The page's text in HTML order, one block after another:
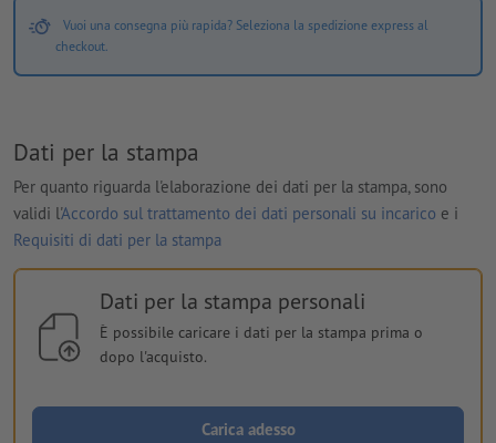
Vuoi una consegna più rapida? Seleziona la spedizione express al
checkout.
Dati per la stampa
Per quanto riguarda l'elaborazione dei dati per la stampa, sono
validi l'Accordo sul trattamento dei dati personali su incarico e i
Requisiti di dati per la stampa
Dati per la stampa personali
È possibile caricare i dati per la stampa prima o
dopo l'acquisto.
Carica adesso